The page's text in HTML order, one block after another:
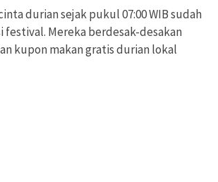
durian sejak pukul 07:00 WIB sudah
festival. Mereka berdesak-desakan
kupon makan gratis durian lokal